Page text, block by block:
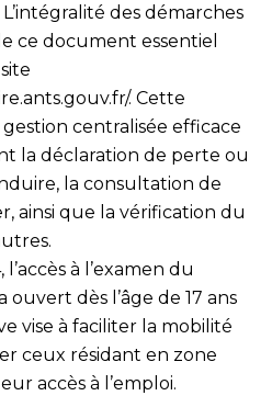
L’intégralité des démarches
ce document essentiel
. Cette
centralisée efficace
la déclaration de perte ou
la consultation de
ainsi que la vérification du
à l’examen du
dès l’âge de 17 ans
vise à faciliter la mobilité
ceux résidant en zone
accès à l’emploi.